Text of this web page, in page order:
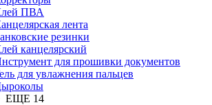
ПВА
лента
резинки
канцелярский
для прошивки документов
для увлажнения пальцев
ЕЩЕ 14